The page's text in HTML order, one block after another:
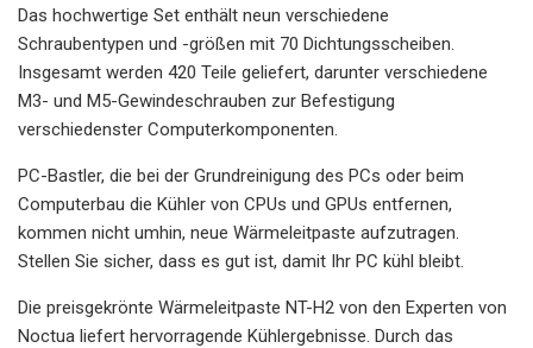
Das hochwertige Set enthält neun verschiedene
Schraubentypen und -größen mit 70 Dichtungsscheiben.
Insgesamt werden 420 Teile geliefert, darunter verschiedene
M3- und M5-Gewindeschrauben zur Befestigung
verschiedenster Computerkomponenten.
PC-Bastler, die bei der Grundreinigung des PCs oder beim
Computerbau die Kühler von CPUs und GPUs entfernen,
kommen nicht umhin, neue Wärmeleitpaste aufzutragen.
Stellen Sie sicher, dass es gut ist, damit Ihr PC kühl bleibt.
Die preisgekrönte Wärmeleitpaste NT-H2 von den Experten von
Noctua liefert hervorragende Kühlergebnisse. Durch das